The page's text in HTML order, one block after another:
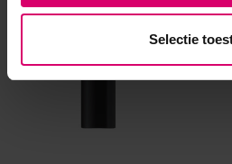
Selectie